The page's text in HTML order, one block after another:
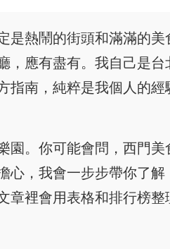
是熱鬧的街頭和滿滿的
，應有盡有。我自己是
指南，純粹是我個人的
園。你可能會問，西門美
心，我會一步步帶你了解
章裡會用表格和排行榜整